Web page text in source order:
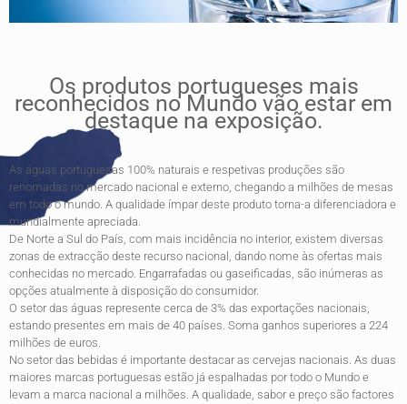
Os produtos portugueses mais
reconhecidos no Mundo vão estar em
destaque na exposição.
As águas portuguesas 100% naturais e respetivas produções são
renomadas no mercado nacional e externo, chegando a milhões de mesas
em todo o mundo. A qualidade ímpar deste produto torna-a diferenciadora e
mundialmente apreciada.
De Norte a Sul do País, com mais incidência no interior, existem diversas
zonas de extracção deste recurso nacional, dando nome às ofertas mais
conhecidas no mercado. Engarrafadas ou gaseificadas, são inúmeras as
opções atualmente à disposição do consumidor.
O setor das águas represente cerca de 3% das exportações nacionais,
estando presentes em mais de 40 países. Soma ganhos superiores a 224
milhões de euros.
No setor das bebidas é importante destacar as cervejas nacionais. As duas
maiores marcas portuguesas estão já espalhadas por todo o Mundo e
levam a marca nacional a milhões. A qualidade, sabor e preço são factores